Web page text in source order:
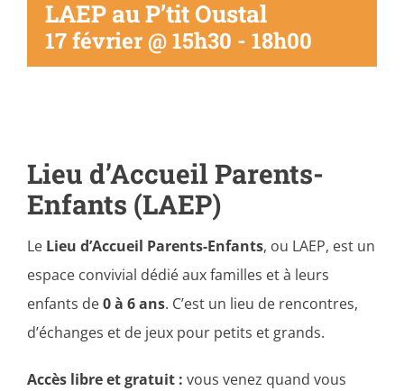
LAEP au P’tit Oustal
17 février @ 15h30 - 18h00
Lieu d’Accueil Parents-
Enfants (LAEP)
Le Lieu d’Accueil Parents-Enfants, ou LAEP, est un
espace convivial dédié aux familles et à leurs
enfants de0 à 6 ans. C’est un lieu de rencontres,
d’échanges et de jeux pour petits et grands.
Accès libre et gratuit : vous venez quand vous